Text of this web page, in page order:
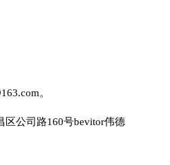
。
区公司路160号bevitor伟德